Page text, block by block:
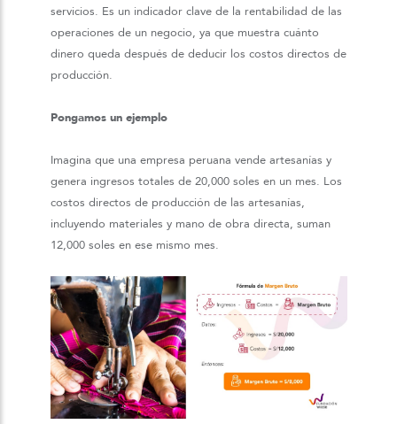
servicios. Es un indicador clave de la rentabilidad de las
operaciones de un negocio, ya que muestra cuánto
dinero queda después de deducir los costos directos de
producción.
Pongamos un ejemplo
Imagina que una empresa peruana vende artesanías y
genera ingresos totales de 20,000 soles en un mes. Los
costos directos de producción de las artesanías,
incluyendo materiales y mano de obra directa, suman
12,000 soles en ese mismo mes.